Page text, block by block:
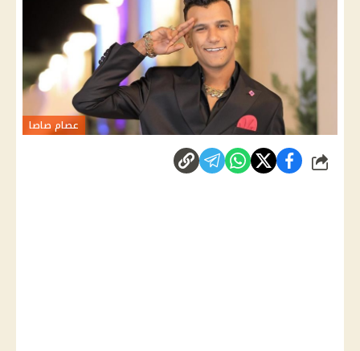
عصام صاصا
شارك